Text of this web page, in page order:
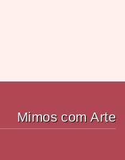
Mimos com Arte